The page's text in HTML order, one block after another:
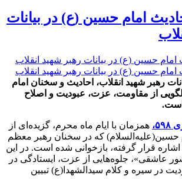
امام حسین (ع) در بیانات
رهبر شهید انقلاب، احادیث و سخنان امام
از مقاومت، عزت، عبودیت و اصلاح
است.
همزمان با ایام ماه محرم، گزیده‌ای از
حسین(علیه‌السلام) که در سخنان رهبر معظم
اشاره قرار گرفته، بازخوانی شده است. در این
عاشقی»، جلوه‌هایی از عزت، ایستادگی در
در سیره و کلام سیدالشهدا(ع) تبیین